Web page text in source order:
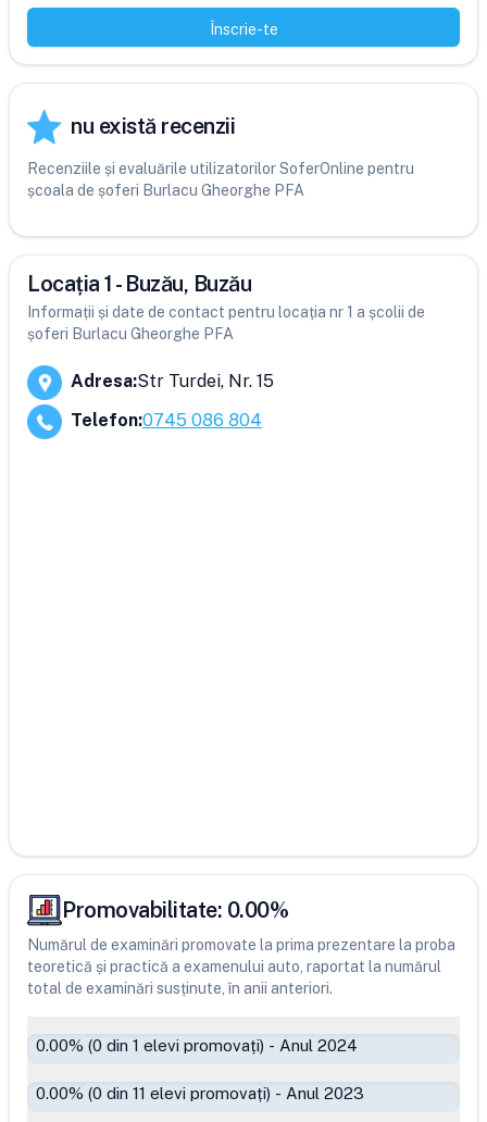
Înscrie-te
nu există recenzii
Recenziile și evaluările utilizatorilor SoferOnline pentru
școala de șoferi Burlacu Gheorghe PFA
Locația 1 - Buzău, Buzău
Informații și date de contact pentru locația nr 1 a școlii de
șoferi Burlacu Gheorghe PFA
Adresa:Str Turdei, Nr. 15
Telefon:0745 086 804
Promovabilitate: 0.00%
Numărul de examinări promovate la prima prezentare la proba
teoretică și practică a examenului auto, raportat la numărul
total de examinări susținute, în anii anteriori.
0.00% (0 din 1 elevi promovați) - Anul 2024
0.00% (0 din 11 elevi promovați) - Anul 2023